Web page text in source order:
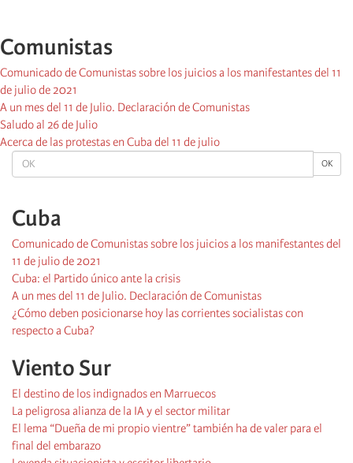
OK OK
Cuba
Comunicado de Comunistas sobre los juicios a los manifestantes del
11 de julio de 2021
Cuba: el Partido único ante la crisis
A un mes del 11 de Julio. Declaración de Comunistas
¿Cómo deben posicionarse hoy las corrientes socialistas con
respecto a Cuba?
Viento Sur
El destino de los indignados en Marruecos
La peligrosa alianza de la IA y el sector militar
El lema “Dueña de mi propio vientre” también ha de valer para el
final del embarazo
Comunistas
Comunicado de Comunistas sobre los juicios a los manifestantes del 11
de julio de 2021
A un mes del 11 de Julio. Declaración de Comunistas
Saludo al 26 de Julio
Acerca de las protestas en Cuba del 11 de julio